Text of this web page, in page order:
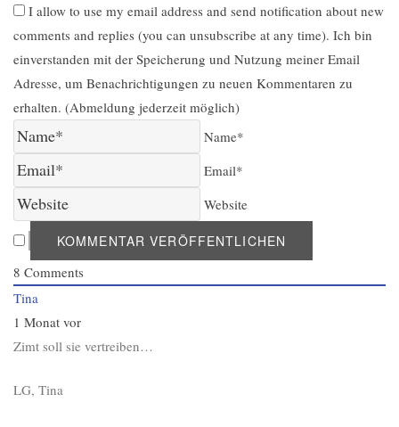
I allow to use my email address and send notification about new
comments and replies (you can unsubscribe at any time). Ich bin
einverstanden mit der Speicherung und Nutzung meiner Email
Adresse, um Benachrichtigungen zu neuen Kommentaren zu
erhalten. (Abmeldung jederzeit möglich)
Name*
Email*
Website
8 Comments
Tina
1 Monat vor
Zimt soll sie vertreiben…
LG, Tina